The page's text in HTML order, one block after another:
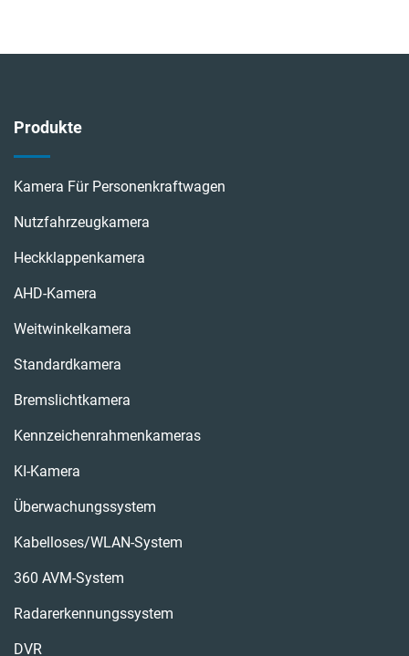
Produkte
Kamera Für Personenkraftwagen
Nutzfahrzeugkamera
Heckklappenkamera
AHD-Kamera
Weitwinkelkamera
Standardkamera
Bremslichtkamera
Kennzeichenrahmenkameras
KI-Kamera
Überwachungssystem
Kabelloses/WLAN-System
360 AVM-System
Radarerkennungssystem
DVR